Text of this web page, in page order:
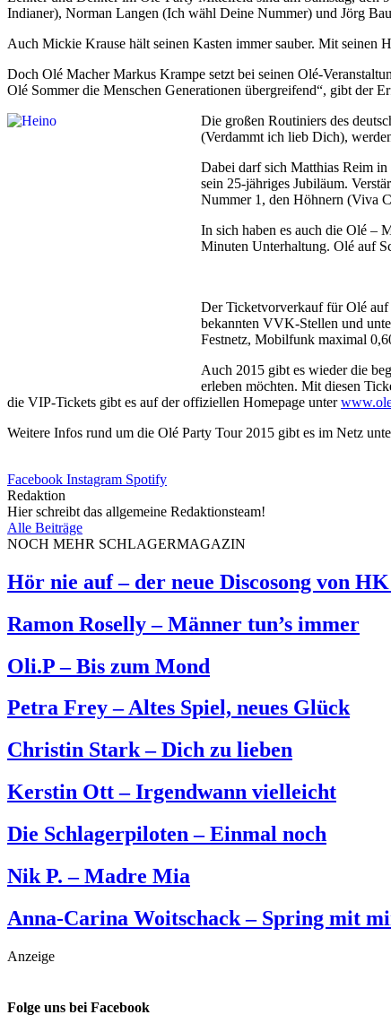
Indianer), Norman Langen (Ich wähl Deine Nummer) und Jörg
Auch Mickie Krause hält seinen Kasten immer sauber. Mit seinen
Doch Olé Macher Markus Krampe setzt bei seinen Olé-
Olé Sommer die Menschen Generationen übergreifend“, gibt der
Die großen Routiniers des
(Verdammt ich lieb Dich),
Dabei darf sich Matthias Reim
sein 25-jähriges Jubiläum.
Nummer 1, den Höhnern (Viva
In sich haben es auch die Olé –
Minuten Unterhaltung. Olé auf
Der Ticketvorverkauf für Olé auf
bekannten VVK-Stellen und
Festnetz, Mobilfunk maximal
Auch 2015 gibt es wieder die
erleben möchten. Mit diesen
die VIP-Tickets gibt es auf der offiziellen Homepage unter
Weitere Infos rund um die Olé Party Tour 2015 gibt es im Netz
Facebook Instagram Spotify
Redaktion
Hier schreibt das allgemeine Redaktionsteam!
Alle Beiträge
NOCH MEHR SCHLAGERMAGAZIN
Hör nie auf – der neue Discosong von
Ramon Roselly – Männer tun’s immer
Oli.P – Bis zum Mond
Petra Frey – Altes Spiel, neues Glück
Christin Stark – Dich zu lieben
Kerstin Ott – Irgendwann vielleicht
Die Schlagerpiloten – Einmal noch
Nik P. – Madre Mia
Anna-Carina Woitschack – Spring mit
Anzeige
Folge uns bei Facebook